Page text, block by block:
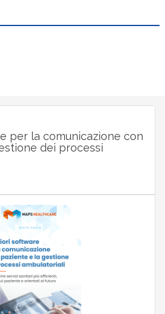
per la comunicazione con
dei processi